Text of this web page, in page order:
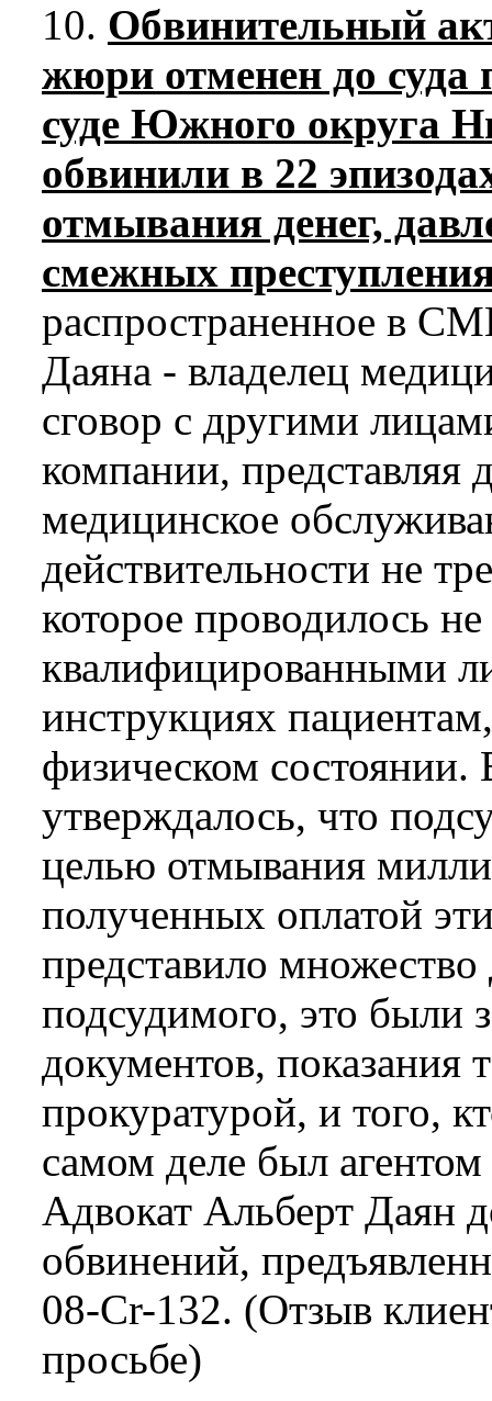
10. Обвинительный
жюри отменен до
суде Южного округа
обвинили в 22
отмывания денег,
смежных
распространенное в
Даяна - владелец
сговор с другими
компании, представляя
медицинское
действительности не
которое проводилось
квалифицированными
инструкциях
физическом
утверждалось, что
целью отмывания
полученных оплатой
представило множество
подсудимого, это были
документов, показания
прокуратурой, и того,
самом деле был
Адвокат Альберт Даян
обвинений,
08-Cr-132. (Отзыв
просьбе)